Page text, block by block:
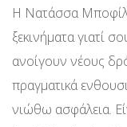
Η Νατάσσα
ξεκινήματα γιατί
ανοίγουν νέους
πραγματικά
νιώθω ασφάλεια.